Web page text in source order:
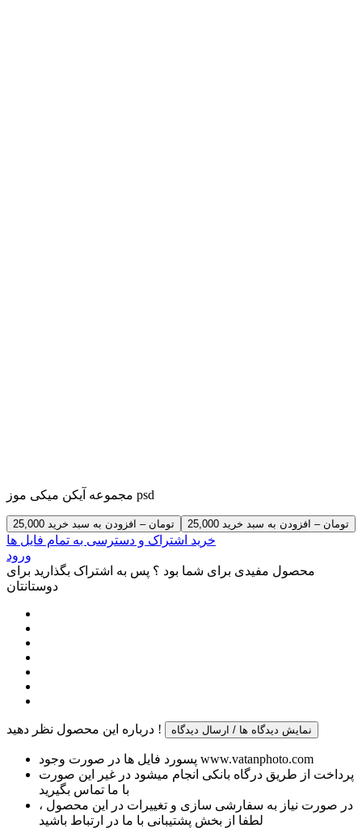
مجموعه آیکن میکی موز psd
25,000 تومان – افزودن به سبد خرید
خرید اشتراک و دسترسی به تمام فایل ها
ورود
محصول مفیدی برای شما بود ؟ پس به اشتراک بگذارید برای
دوستانتان
درباره این محصول نظر دهید ! نمایش دیدگاه ها / ارسال دیدگاه
پسورد فایل ها در صورت وجود www.vatanphoto.com
پرداخت از طریق درگاه بانکی انجام میشود در غیر این صورت
با ما تماس بگیرید
در صورت نیاز به سفارشی سازی و تغییرات در این محصول ،
لطفا از بخش پشتیبانی با ما در ارتباط باشید